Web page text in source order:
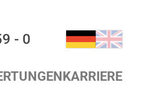
- 0
KARRIERE